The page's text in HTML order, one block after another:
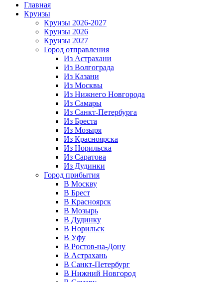
Главная
Круизы
Круизы 2026-2027
Круизы 2026
Круизы 2027
Город отправления
Из Астрахани
Из Волгограда
Из Казани
Из Москвы
Из Нижнего Новгорода
Из Самары
Из Санкт-Петербурга
Из Бреста
Из Мозыря
Из Красноярска
Из Норильска
Из Саратова
Из Дудинки
Город прибытия
В Москву
В Брест
В Красноярск
В Мозырь
В Дудинку
В Норильск
В Уфу
В Ростов-на-Дону
В Астрахань
В Санкт-Петербург
В Нижний Новгород